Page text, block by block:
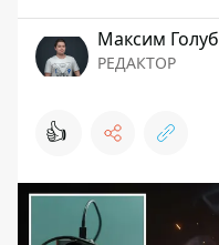
Максим Голуб
РЕДАКТОР
👍